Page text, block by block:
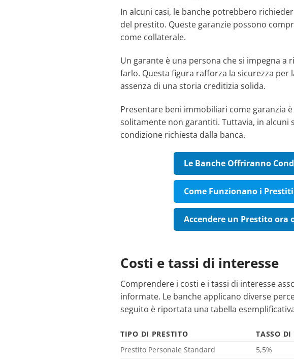
In alcuni casi, le banche potrebbero
del prestito. Queste garanzie possono
come collaterale.
Un garante è una persona che si impegna
farlo. Questa figura rafforza la sicurezza
assenza di una storia creditizia solida.
Presentare beni immobiliari come garanzia
solitamente non garantiti. Tuttavia, in alcuni
condizione richiesta dalla banca.
Le Banche Offriranno
Come Funzionano i
Accendere un Prestito ora
Costi e tassi di interesse
Comprendere i costi e i tassi di interesse
informate. Le banche applicano diverse
seguito è riportata una tabella
TIPO DI PRESTITO TASSO DI
Prestito Personale Standard
5,5%